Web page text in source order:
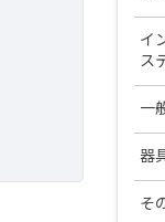
ル
ト
ト
イ
ス
一
器
そ